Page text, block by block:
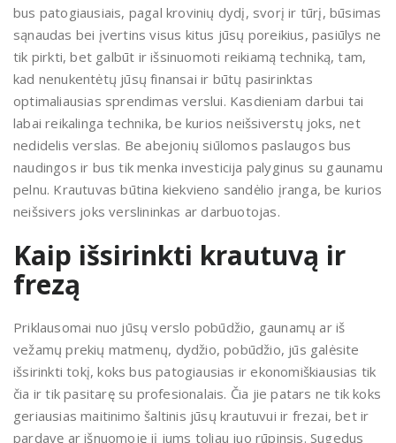
bus patogiausiais, pagal krovinių dydį, svorį ir tūrį, būsimas
sąnaudas bei įvertins visus kitus jūsų poreikius, pasiūlys ne
tik pirkti, bet galbūt ir išsinuomoti reikiamą techniką, tam,
kad nenukentėtų jūsų finansai ir būtų pasirinktas
optimaliausias sprendimas verslui. Kasdieniam darbui tai
labai reikalinga technika, be kurios neišsiverstų joks, net
nedidelis verslas. Be abejonių siūlomos paslaugos bus
naudingos ir bus tik menka investicija palyginus su gaunamu
pelnu. Krautuvas būtina kiekvieno sandėlio įranga, be kurios
neišsivers joks verslininkas ar darbuotojas.
Kaip išsirinkti krautuvą ir
frezą
Priklausomai nuo jūsų verslo pobūdžio, gaunamų ar iš
vežamų prekių matmenų, dydžio, pobūdžio, jūs galėsite
išsirinkti tokį, koks bus patogiausias ir ekonomiškiausias tik
čia ir tik pasitarę su profesionalais. Čia jie patars ne tik koks
geriausias maitinimo šaltinis jūsų krautuvui ir frezai, bet ir
pardavę ar išnuomoję jį jums toliau juo rūpinsis. Sugedus